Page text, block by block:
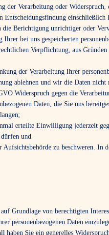
der Verarbeitung oder
Entscheidungsfindung
Berichtigung unrichtiger oder
bei uns gespeicherten
Verpflichtung, aus Gründen
der Verarbeitung Ihrer
ablehnen und wir die Daten
Widerspruch gegen die
Daten, die Sie uns
erteilte Einwilligung jederzeit
und
zu beschweren.
auf Grundlage von berechtigten
personenbezogenen Daten
Sie ein generelles